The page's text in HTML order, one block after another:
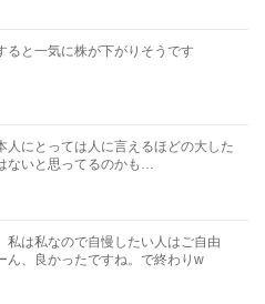
ると一気に株が下がりそうです
人にとっては人に言えるほどの大した
ないと思ってるのかも…
私は私なので自慢したい人はご自由
ん、良かったですね。で終わりw